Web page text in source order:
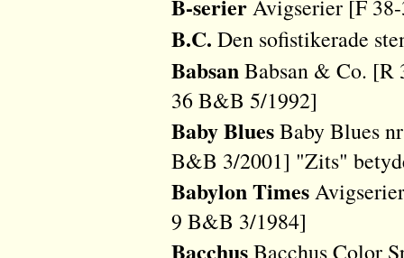
B-serierAvigserier [F
B.C. Den sofistikerade
BabsanBabsan & Co. [R
36 B&B 5/1992]
Baby BluesBaby Blues
B&B 3/2001] "Zits"
Babylon Times
9 B&B 3/1984]
BacchusBacchus Color